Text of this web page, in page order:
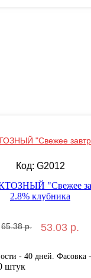
"Свежее
Код: G2012
65.38 р. 53.03 р.
- 40 дней. Фасовка
штук